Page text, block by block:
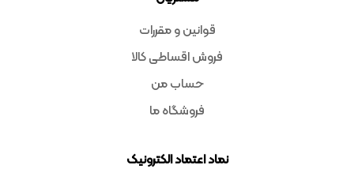
قوانین و مقررات
فروش اقساطی کالا
حساب من
فروشگاه ما
نماد اعتماد الکترونیک